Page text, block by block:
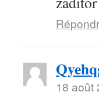
18 août